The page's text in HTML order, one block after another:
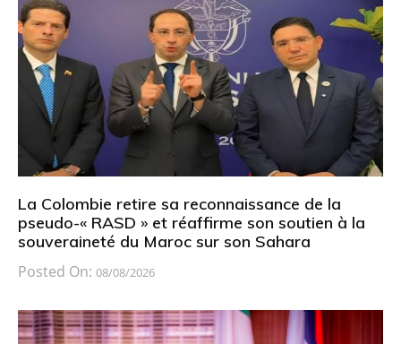
La Colombie retire sa reconnaissance de la
pseudo-« RASD » et réaffirme son soutien à la
souveraineté du Maroc sur son Sahara
Posted On: 08/08/2026